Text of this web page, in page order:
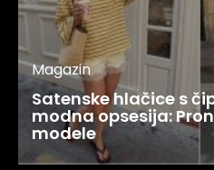
Magazin
Satenske hlačice s
modna opsesija:
modele